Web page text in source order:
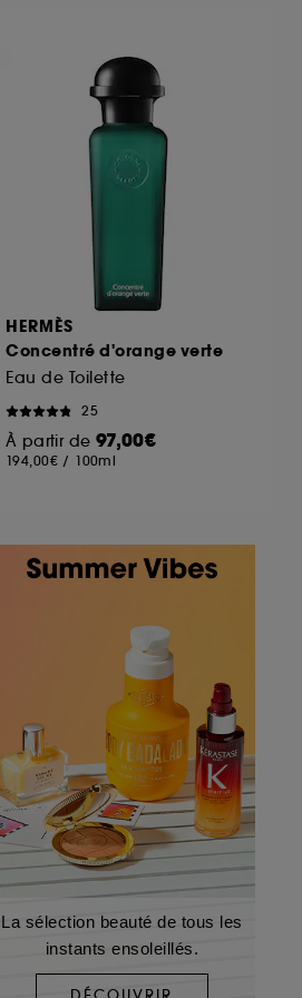
HERMÈS
Concentré d'orange verte
Eau de Toilette
25
À partir de 97,00€
194,00€ / 100ml
La sélection beauté de tous les
instants ensoleillés.
choix concernant
associer les
ou générées lors
moment choisir